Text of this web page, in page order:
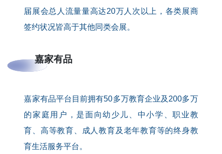
届展会总人流量量高达20万人次以上，各类展商
签约状况皆高于其他同类会展。
嘉家有品
嘉家有品平台目前拥有50多万教育企业及200多万
的家庭用户，是面向幼少儿、中小学、职业教
育、高等教育、成人教育及老年教育等的终身教
育生活服务平台。